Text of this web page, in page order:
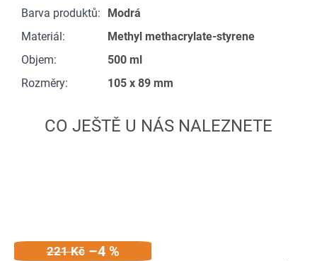
Barva produktů:
Modrá
Materiál :
Methyl methacrylate-styrene
Objem:
500 ml
Rozměry: 105 x 89 mm
221 Kč –4 %